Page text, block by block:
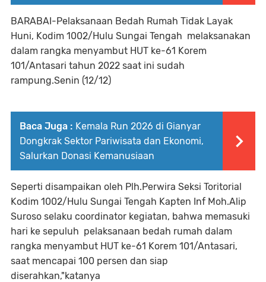
BARABAI-Pelaksanaan Bedah Rumah Tidak Layak
Huni, Kodim 1002/Hulu Sungai Tengah melaksanakan
dalam rangka menyambut HUT ke-61 Korem
101/Antasari tahun 2022 saat ini sudah
rampung.Senin (12/12)
Baca Juga : Kemala Run 2026 di Gianyar
Dongkrak Sektor Pariwisata dan Ekonomi,
Salurkan Donasi Kemanusiaan
Seperti disampaikan oleh Plh.Perwira Seksi Toritorial
Kodim 1002/Hulu Sungai Tengah Kapten Inf Moh.Alip
Suroso selaku coordinator kegiatan, bahwa memasuki
hari ke sepuluh pelaksanaan bedah rumah dalam
rangka menyambut HUT ke-61 Korem 101/Antasari,
saat mencapai 100 persen dan siap
diserahkan,"katanya